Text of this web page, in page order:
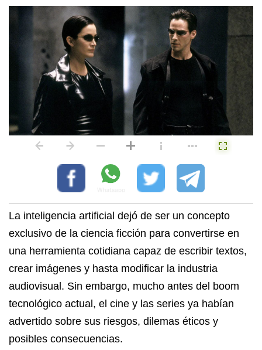
La inteligencia artificial dejó de ser un concepto
exclusivo de la ciencia ficción para convertirse en
una herramienta cotidiana capaz de escribir textos,
crear imágenes y hasta modificar la industria
audiovisual. Sin embargo, mucho antes del boom
tecnológico actual, el cine y las series ya habían
advertido sobre sus riesgos, dilemas éticos y
posibles consecuencias.